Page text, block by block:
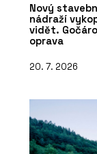
Nový
nádraží
vidět.
oprava
20. 7. 2026